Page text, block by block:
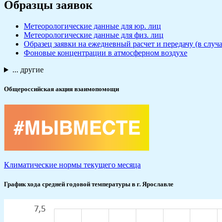
Образцы заявок
Метеорологические данные для юр. лиц
Метеорологические данные для физ. лиц
Образец заявки на ежедневный расчет и передачу (в
Фоновые концентрации в атмосферном воздухе
... другие
Общероссийская акция взаимопомощи
Климатические нормы текущего месяца
График хода средней годовой температуры в г. Ярославле